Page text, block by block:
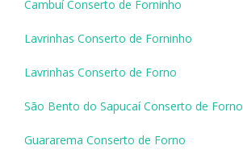
Cambuí Conserto de Forninho
Lavrinhas Conserto de Forninho
Lavrinhas Conserto de Forno
São Bento do Sapucaí Conserto de Forno
Guararema Conserto de Forno